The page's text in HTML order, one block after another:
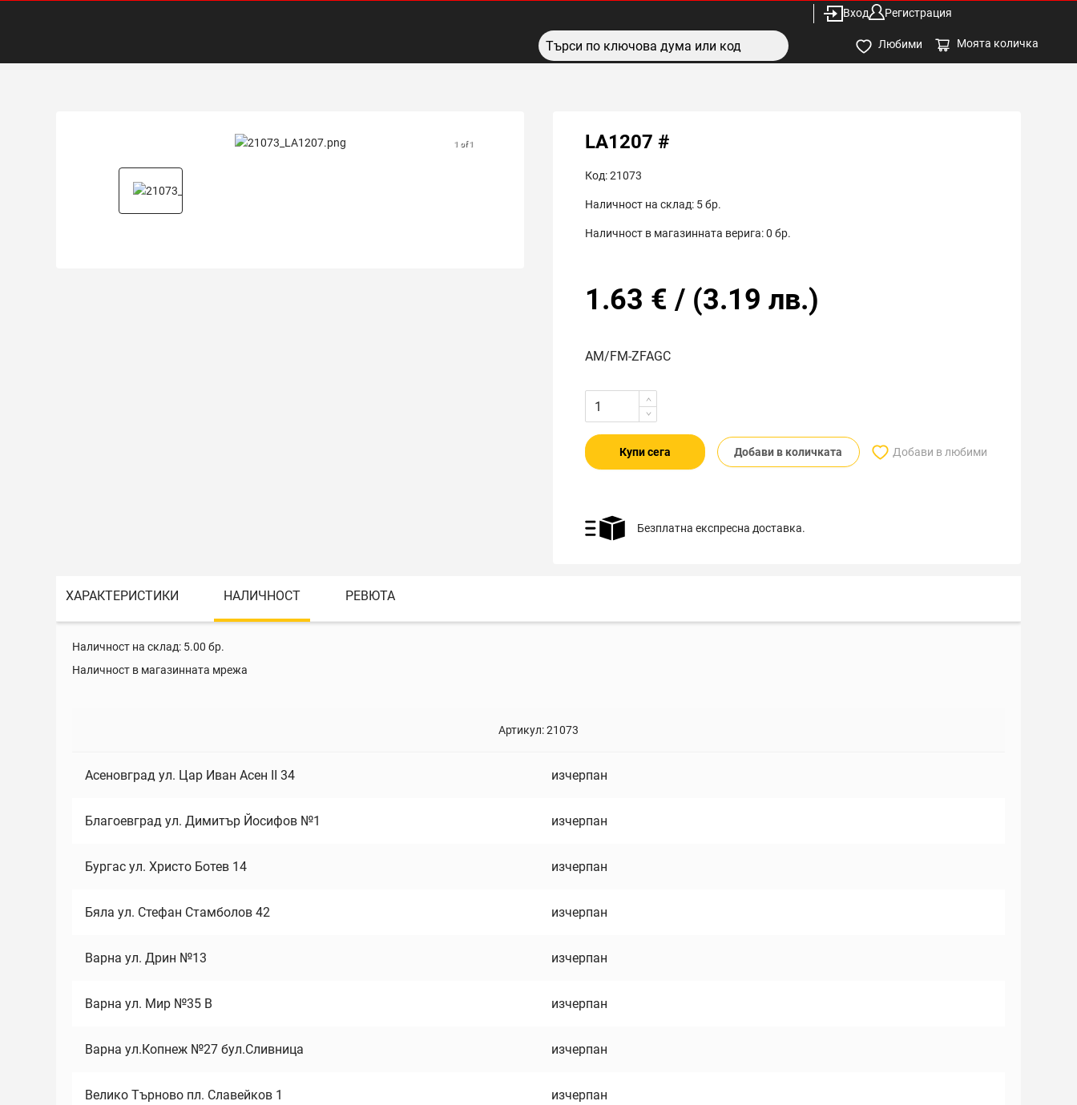
Вход Регистрация
Любими Моята количка
1 of 1 LA1207 #
Код:21073
Наличност на склад: 5бр.
Наличност в магазинната верига:0 бр.
1.63 € / (3.19 лв.)
AM/FM-ZFAGC
Купи сега Добави в количката Добави в любими
Безплатна експресна доставка.
ХАРАКТЕРИСТИКИ НАЛИЧНОСТ РЕВЮТА
Наличност на склад: 5.00 бр.
Наличност в магазинната мрежа
Артикул:21073
Асеновград ул. Цар Иван Асен II 34 изчерпан
Благоевград ул. Димитър Йосифов №1 изчерпан
Бургас ул. Христо Ботев 14 изчерпан
Бяла ул. Стефан Стамболов 42 изчерпан
Варна ул. Дрин №13 изчерпан
Варна ул. Мир №35 В изчерпан
Варна ул.Копнеж №27 бул.Сливница изчерпан
Велико Търново пл. Славейков 1 изчерпан